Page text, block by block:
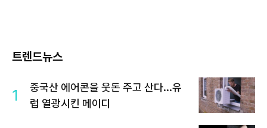
트렌드뉴스
1
중국산 에어콘을 웃돈 주고 산다...유
럽 열광시킨 메이디